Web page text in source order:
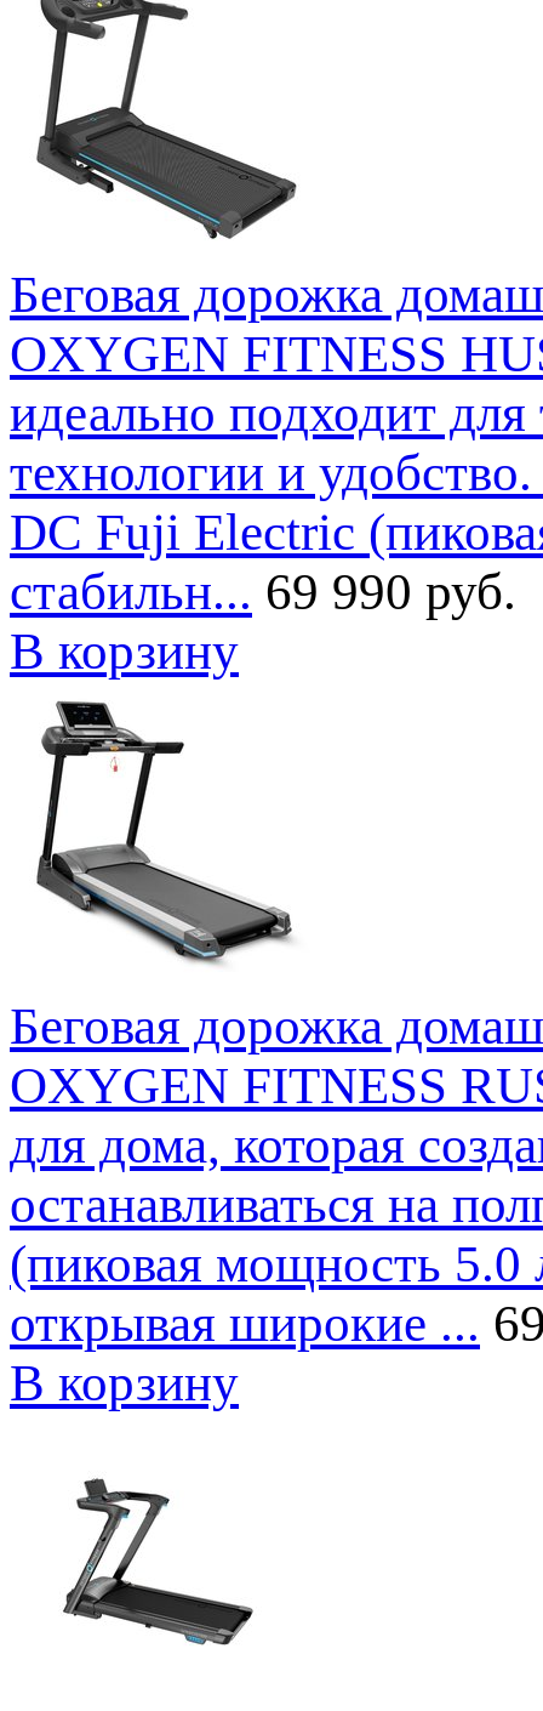
Беговая дорожка
OXYGEN FITNESS
идеально подходит
технологии и
DC Fuji Electric
стабильн... 69 990 руб.
В корзину
Беговая дорожка
OXYGEN FITNESS
для дома, которая
останавливаться на
(пиковая мощность 5.0
открывая широкие ...
В корзину